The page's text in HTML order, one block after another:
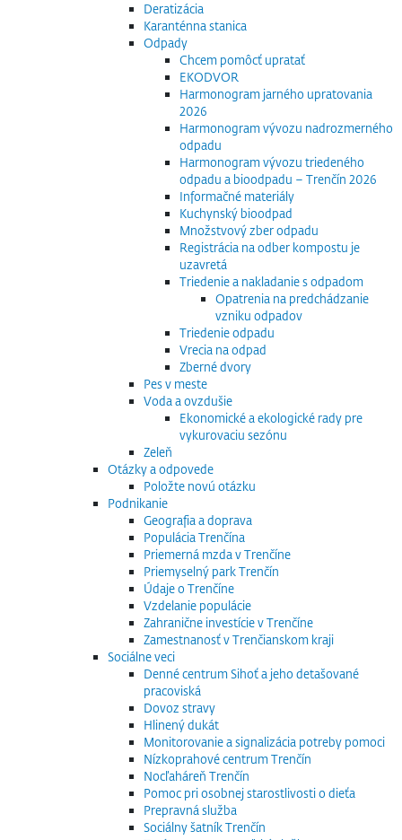
Deratizácia
Karanténna stanica
Odpady
Chcem pomôcť upratať
EKODVOR
Harmonogram jarného upratovania
2026
Harmonogram vývozu nadrozmerného
odpadu
Harmonogram vývozu triedeného
odpadu a bioodpadu – Trenčín 2026
Informačné materiály
Kuchynský bioodpad
Množstvový zber odpadu
Registrácia na odber kompostu je
uzavretá
Triedenie a nakladanie s odpadom
Opatrenia na predchádzanie
vzniku odpadov
Triedenie odpadu
Vrecia na odpad
Zberné dvory
Pes v meste
Voda a ovzdušie
Ekonomické a ekologické rady pre
vykurovaciu sezónu
Zeleň
Otázky a odpovede
Položte novú otázku
Podnikanie
Geografia a doprava
Populácia Trenčína
Priemerná mzda v Trenčíne
Priemyselný park Trenčín
Údaje o Trenčíne
Vzdelanie populácie
Zahranične investície v Trenčíne
Zamestnanosť v Trenčianskom kraji
Sociálne veci
Denné centrum Sihoť a jeho detašované
pracoviská
Dovoz stravy
Hlinený dukát
Monitorovanie a signalizácia potreby pomoci
Nízkoprahové centrum Trenčín
Nocľaháreň Trenčín
Pomoc pri osobnej starostlivosti o dieťa
Prepravná služba
Sociálny šatník Trenčín